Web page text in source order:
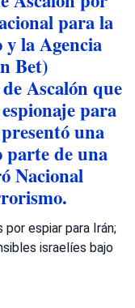
para la
la Agencia
Bet)
Ascalón que
para
una
parte de una
Nacional
espiar para Irán;
israelíes bajo